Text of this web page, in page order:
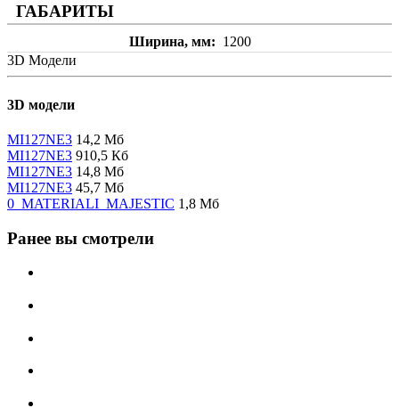
ГАБАРИТЫ
Ширина, мм
1200
3D Модели
3D модели
MI127NE3 14,2 Мб
MI127NE3 910,5 Кб
MI127NE3 14,8 Мб
MI127NE3 45,7 Мб
0_MATERIALI_MAJESTIC 1,8 Мб
Ранее вы смотрели